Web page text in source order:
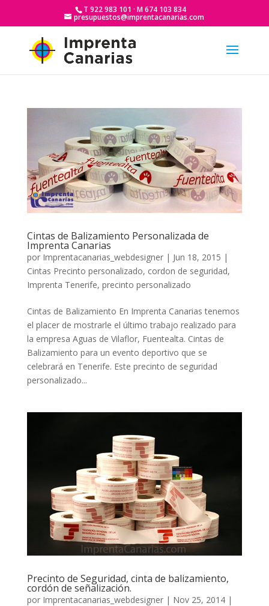
T 922 983 101 · M 674 103 834
presupuestos@imprentacanarias.com
Cintas de Balizamiento Personalizada de
Imprenta Canarias
por Imprentacanarias_webdesigner| Jun 18, 2015 |
Cintas Precinto personalizado, cordon de seguridad,
Imprenta Tenerife, precinto personalizado
Cintas de Balizamiento En Imprenta Canarias tenemos
el placer de mostrarle el último trabajo realizado para
la empresa Aguas de Vilaflor, Fuentealta. Cintas de
Balizamiento para un evento deportivo que se
celebrará en Tenerife. Este precinto de seguridad
personalizado...
Precinto de Seguridad, cinta de balizamiento,
cordón de señalización.
por Imprentacanarias_webdesigner| Nov 25, 2014|